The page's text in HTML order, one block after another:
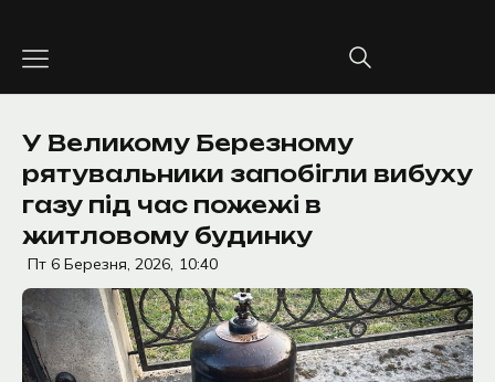
вмісту
У Великому Березному
рятувальники запобігли вибуху
газу під час пожежі в
житловому будинку
Пт 6 Березня, 2026, 10:40